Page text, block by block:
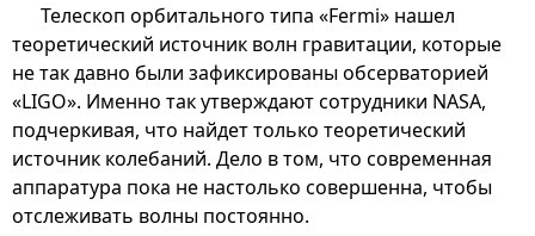
Телескоп орбитального типа «Fermi» нашел
теоретический источник волн гравитации, которые
не так давно были зафиксированы обсерваторией
«LIGO». Именно так утверждают сотрудники NASA,
подчеркивая, что найдет только теоретический
источник колебаний. Дело в том, что современная
аппаратура пока не настолько совершенна, чтобы
отслеживать волны постоянно.